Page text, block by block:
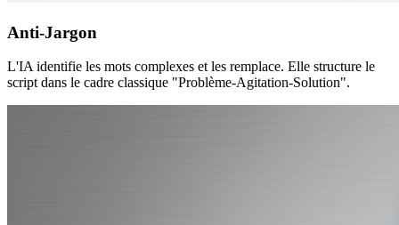
Anti-Jargon
L'IA identifie les mots complexes et les remplace. Elle structure le
script dans le cadre classique "Problème-Agitation-Solution".